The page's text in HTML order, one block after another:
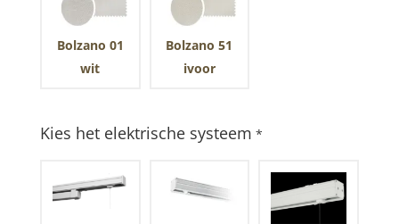
Bolzano 01
wit
Bolzano 51
ivoor
Kies het elektrische systeem *